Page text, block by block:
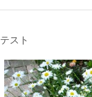
テスト